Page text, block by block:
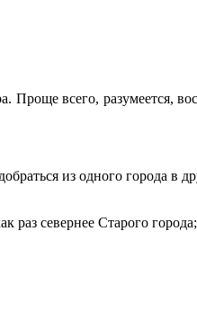
всего, разумеется,
из одного города в
севернее Старого города;